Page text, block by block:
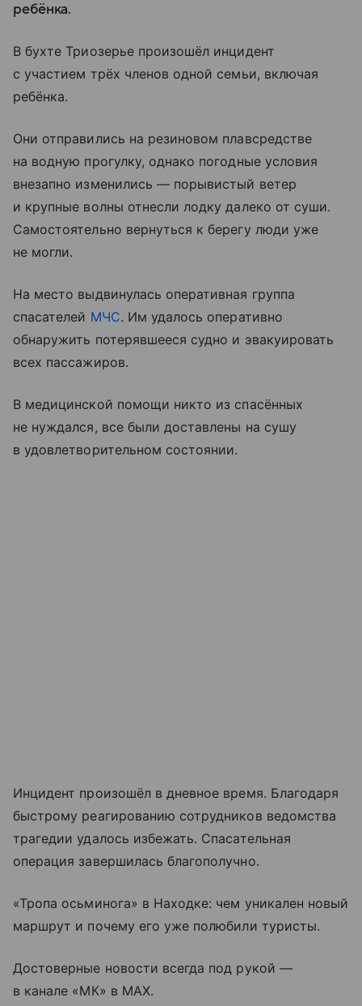
ребёнка.
В бухте Триозерье произошёл инцидент
с участием трёх членов одной семьи, включая
ребёнка.
Они отправились на резиновом плавсредстве
на водную прогулку, однако погодные условия
внезапно изменились — порывистый ветер
и крупные волны отнесли лодку далеко от суши.
Самостоятельно вернуться к берегу люди уже
не могли.
На место выдвинулась оперативная группа
спасателей МЧС. Им удалось оперативно
обнаружить потерявшееся судно и эвакуировать
всех пассажиров.
В медицинской помощи никто из спасённых
не нуждался, все были доставлены на сушу
в удовлетворительном состоянии.
Инцидент произошёл в дневное время. Благодаря
быстрому реагированию сотрудников ведомства
трагедии удалось избежать. Спасательная
операция завершилась благополучно.
«Тропа осьминога» в Находке: чем уникален новый
маршрут и почему его уже полюбили туристы.
Достоверные новости всегда под рукой —
в канале «МК» в MAX.